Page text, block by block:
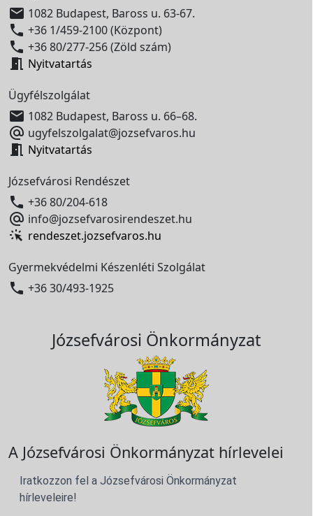
 1082 Budapest, Baross u. 63-67.
 +36 1/459-2100 (Központ)
 +36 80/277-256 (Zöld szám)
 Nyitvatartás
Ügyfélszolgálat
 1082 Budapest, Baross u. 66–68.
 ugyfelszolgalat@jozsefvaros.hu
 Nyitvatartás
Józsefvárosi Rendészet
 +36 80/204-618
 info@jozsefvarosirendeszet.hu
rendeszet.jozsefvaros.hu
Gyermekvédelmi Készenléti Szolgálat
 +36 30/493-1925
Józsefvárosi Önkormányzat
A Józsefvárosi Önkormányzat hírlevelei
Iratkozzon fel a Józsefvárosi Önkormányzat
hírleveleire!